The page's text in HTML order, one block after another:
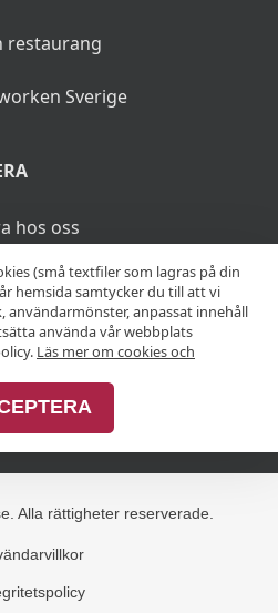
restaurang
Sverige
hos oss
us
Alla rättigheter reserverade.
(små textfiler som lagras på din
hemsida samtycker du till att vi
användarmönster, anpassat innehåll
använda vår webbplats
Läs mer om cookies och